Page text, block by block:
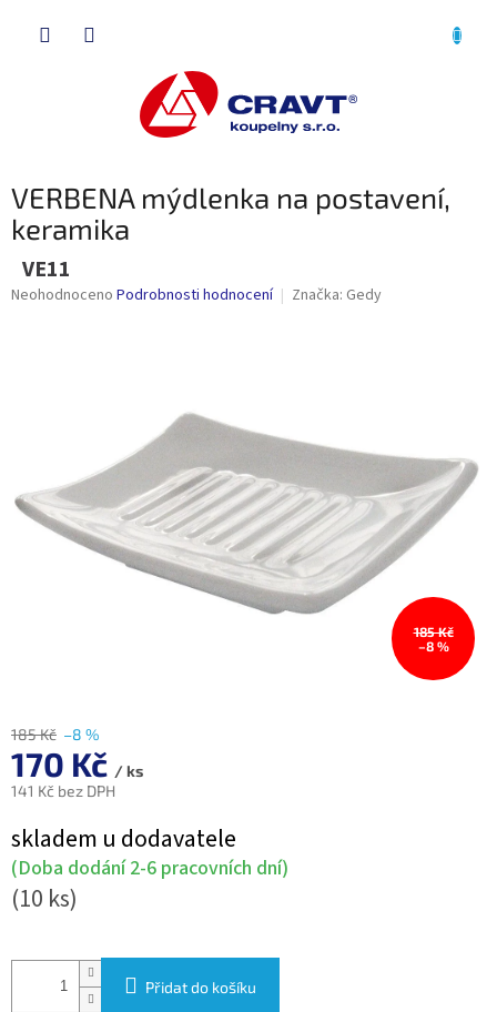
VERBENA mýdlenka na postavení,
keramika
VE11
Průměrné
Neohodnoceno Podrobnosti hodnocení Značka: Gedy
185 Kč
–8 %
185 Kč –8 %
170 Kč / ks
141 Kč bez DPH
cena:
skladem u dodavatele
(Doba dodání 2-6 pracovních dní)
(10 ks)
Přidat do košíku